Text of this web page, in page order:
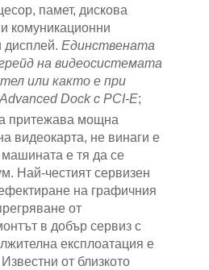
памет, дискова
комуникационни
дисплей. Единствената
на видеосистемата
или както е при
Dock с PCI-E;
притежава мощна
видеокарта, не винаги е
е тя да се
Най-честият сервизен
на графичния
от
в добър сервиз с
експлоатация е
от близкото